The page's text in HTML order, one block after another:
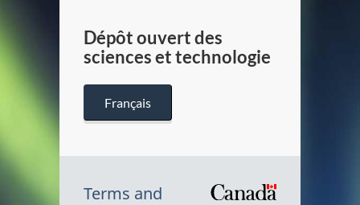
Dépôt ouvert des
sciences et technologie
Français
Terms and